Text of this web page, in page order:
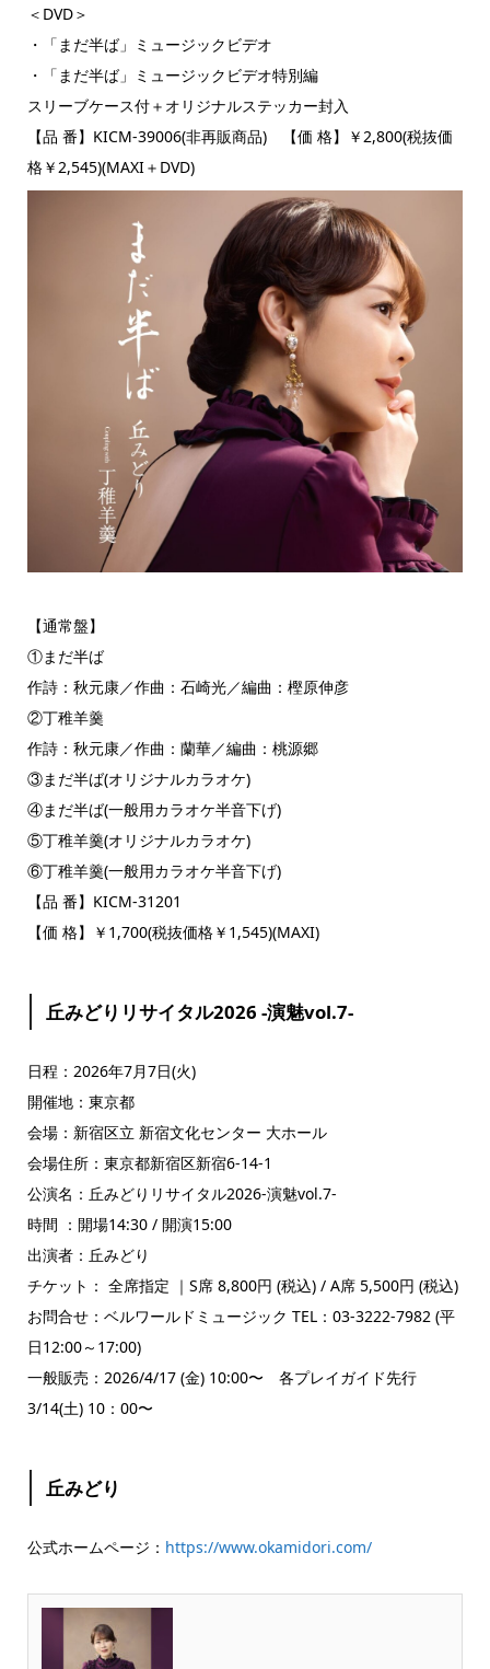
＜DVD＞
・「まだ半ば」ミュージックビデオ
・「まだ半ば」ミュージックビデオ特別編
スリーブケース付＋オリジナルステッカー封入
【品 番】KICM-39006(非再販商品) 【価 格】￥2,800(税抜価
格￥2,545)(MAXI＋DVD)
【通常盤】
①まだ半ば
作詩：秋元康／作曲：石崎光／編曲：樫原伸彦
②丁稚羊羹
作詩：秋元康／作曲：蘭華／編曲：桃源郷
③まだ半ば(オリジナルカラオケ)
④まだ半ば(一般用カラオケ半音下げ)
⑤丁稚羊羹(オリジナルカラオケ)
⑥丁稚羊羹(一般用カラオケ半音下げ)
【品 番】KICM-31201
【価 格】￥1,700(税抜価格￥1,545)(MAXI)
丘みどりリサイタル2026 -演魅vol.7-
日程：2026年7月7日(火)
開催地：東京都
会場：新宿区立 新宿文化センター 大ホール
会場住所：東京都新宿区新宿6-14-1
公演名：丘みどりリサイタル2026-演魅vol.7-
時間 ：開場14:30 / 開演15:00
出演者：丘みどり
チケット： 全席指定 ｜S席 8,800円 (税込) / A席 5,500円 (税込)
お問合せ：ベルワールドミュージック TEL：03-3222-7982 (平
日12:00～17:00)
一般販売：2026/4/17 (金) 10:00〜 各プレイガイド先行
3/14(土) 10：00〜
丘みどり
公式ホームページ： https://www.okamidori.com/